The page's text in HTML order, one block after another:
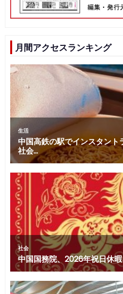
月間アクセスランキング